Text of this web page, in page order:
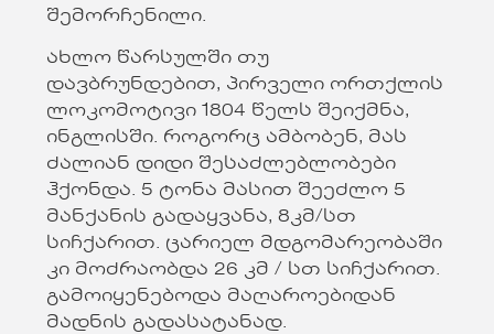
შემორჩენილი.
ახლო წარსულში თუ
დავბრუნდებით, პირველი ორთქლის
ლოკომოტივი 1804 წელს შეიქმნა,
ინგლისში. როგორც ამბობენ, მას
ძალიან დიდი შესაძლებლობები
ჰქონდა. 5 ტონა მასით შეეძლო 5
მანქანის გადაყვანა, 8კმ/სთ
სიჩქარით. ცარიელ მდგომარეობაში
კი მოძრაობდა 26 კმ / სთ სიჩქარით.
გამოიყენებოდა მაღაროებიდან
მადნის გადასატანად.